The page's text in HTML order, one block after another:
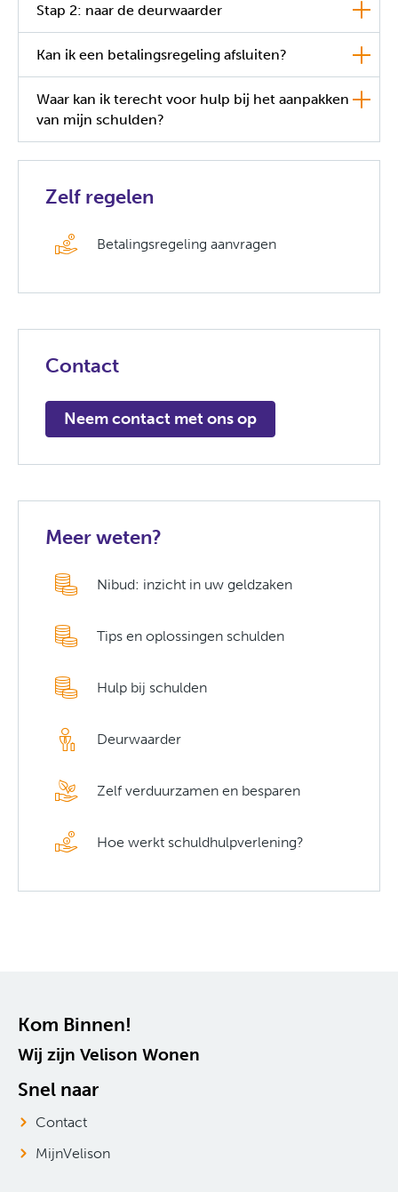
Stap 2: naar de deurwaarder
Kan ik een betalingsregeling afsluiten?
Waar kan ik terecht voor hulp bij het aanpakken
van mijn schulden?
Zelf regelen
 Betalingsregeling aanvragen
Contact
Neem contact met ons op
Meer weten?
Nibud: inzicht in uw geldzaken
Tips en oplossingen schulden
Hulp bij schulden
Deurwaarder
Zelf verduurzamen en besparen
Hoe werkt schuldhulpverlening?
Contactinformatie
Kom Binnen!
Wij zijn Velison Wonen
Snel naar
Contact
MijnVelison